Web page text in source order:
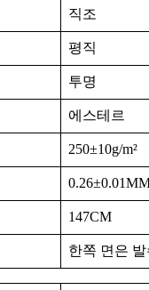
직조
평직
투명
에스테르
250±10g/m²
147CM
한쪽 면은